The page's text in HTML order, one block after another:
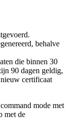
behalve
die binnen 30
90 dagen geldig,
certificaat
mode met
met de